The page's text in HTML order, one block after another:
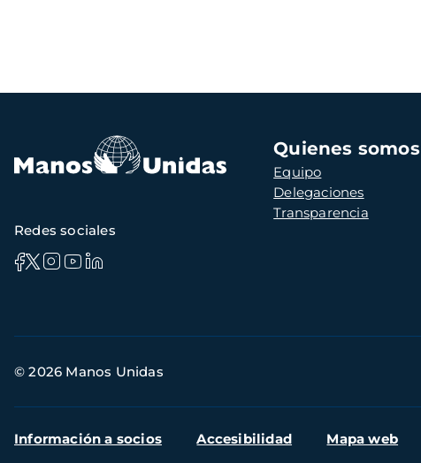
Navegación
principal
Quienes somos
Equipo
Delegaciones
Transparencia
Redes sociales
de
© 2026 Manos Unidas
Menú
Información a socios Accesibilidad Mapa web